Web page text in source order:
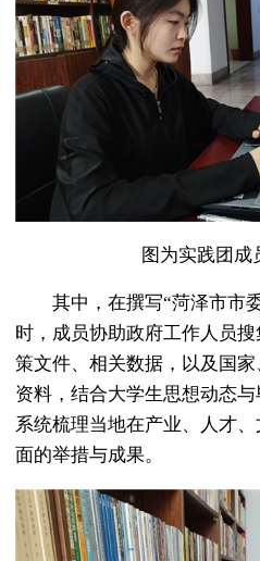
图为实践团成
其中，在撰写“菏泽市市
时，成员协助政府工作人员
策文件、相关数据，以及国
资料，结合大学生思想动态
系统梳理当地在产业、人才
面的举措与成果。